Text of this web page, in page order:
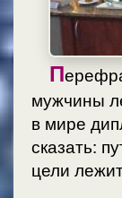
П
мужчины
в мире
сказать:
цели